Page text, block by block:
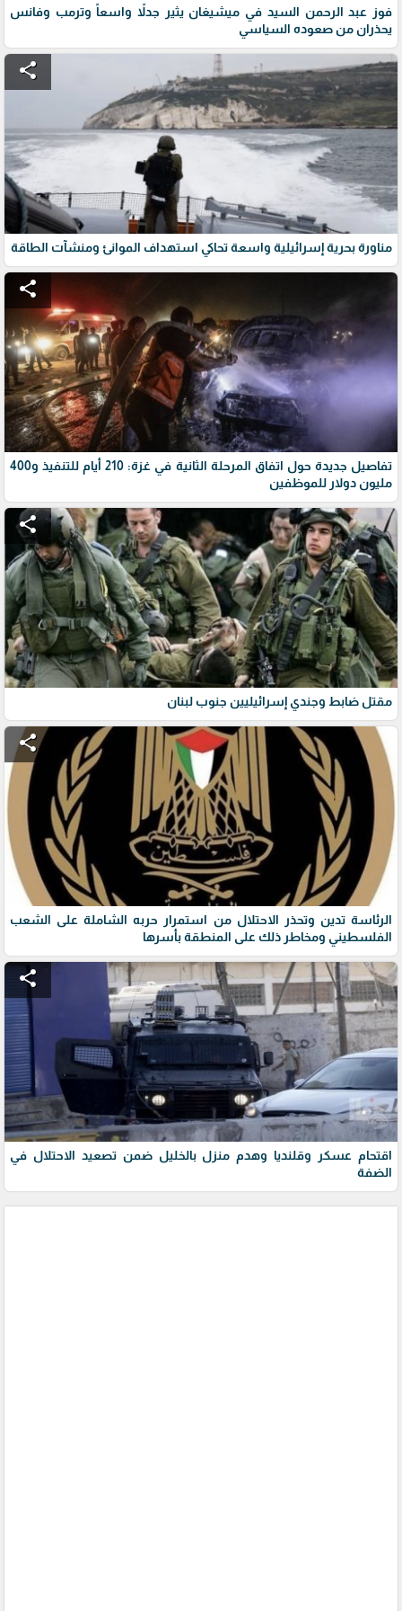
فوز عبد الرحمن السيد في ميشيغان يثير جدلاً واسعاً وترمب وفانس
يحذران من صعوده السياسي
share
مناورة بحرية إسرائيلية واسعة تحاكي استهداف الموانئ ومنشآت الطاقة
share
تفاصيل جديدة حول اتفاق المرحلة الثانية في غزة: 210 أيام للتنفيذ و400
مليون دولار للموظفين
share
مقتل ضابط وجندي إسرائيليين جنوب لبنان
share
الرئاسة تدين وتحذر الاحتلال من استمرار حربه الشاملة على الشعب
الفلسطيني ومخاطر ذلك على المنطقة بأسرها
share
اقتحام عسكر وقلنديا وهدم منزل بالخليل ضمن تصعيد الاحتلال في
الضفة